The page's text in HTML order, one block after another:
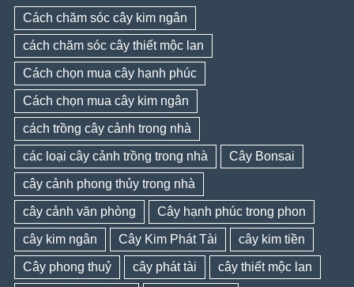
Cách chăm sóc cây kim ngân
cách chăm sóc cây thiết mộc lan
Cách chọn mua cây hạnh phúc
Cách chọn mua cây kim ngân
cách trồng cây cảnh trong nhà
các loại cây cảnh trồng trong nhà Cây Bonsai
cây cảnh phong thủy trong nhà
cây cảnh văn phòng Cây hạnh phúc trong phon
cây kim ngân Cây Kim Phát Tài cây kim tiền
Cây phong thuỷ cây phát tài cây thiết mộc lan